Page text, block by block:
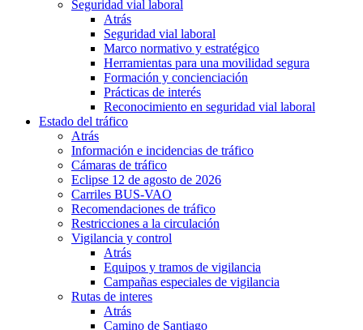
Seguridad vial laboral
Atrás
Seguridad vial laboral
Marco normativo y estratégico
Herramientas para una movilidad segura
Formación y concienciación
Prácticas de interés
Reconocimiento en seguridad vial laboral
Estado del tráfico
Atrás
Información e incidencias de tráfico
Cámaras de tráfico
Eclipse 12 de agosto de 2026
Carriles BUS-VAO
Recomendaciones de tráfico
Restricciones a la circulación
Vigilancia y control
Atrás
Equipos y tramos de vigilancia
Campañas especiales de vigilancia
Rutas de interes
Atrás
Camino de Santiago